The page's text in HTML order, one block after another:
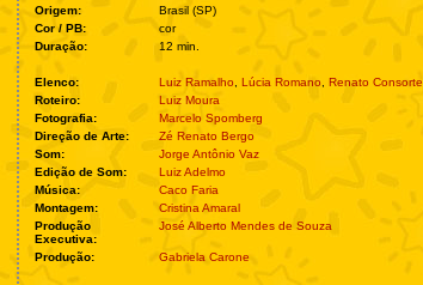
Origem:
Brasil (SP)
Cor / PB:
cor
Duração:
12 min.
Elenco: Luiz Ramalho Lúcia Romano
Renato Consorte
Roteiro:
Luiz Moura
Fotografia:
Marcelo Spomberg
Direção de Arte:
Zé Renato Bergo
Som:
Jorge Antônio Vaz
Edição de Som:
Luiz Adelmo
Música:
Caco Faria
Montagem:
Cristina Amaral
Produção
Executiva:
José Alberto Mendes de Souza
Produção: Gabriela Carone